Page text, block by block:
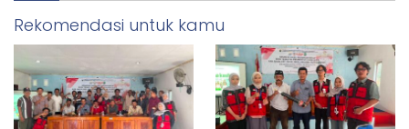
Rekomendasi untuk kamu